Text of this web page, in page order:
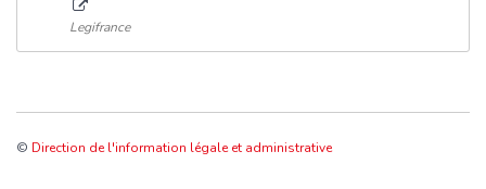
Legifrance
© Direction de l'information légale et administrative